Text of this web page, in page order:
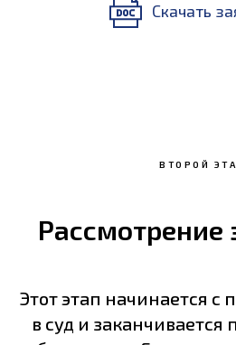
Скачать
ВТОРОЙ
Рассмотрение
Этот этап начинается с
в суд и